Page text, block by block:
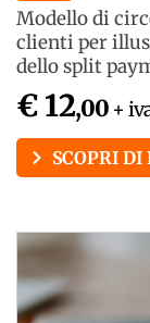
Modello di
clienti per
dello split
€ 12,00 +
SCOPRI DI